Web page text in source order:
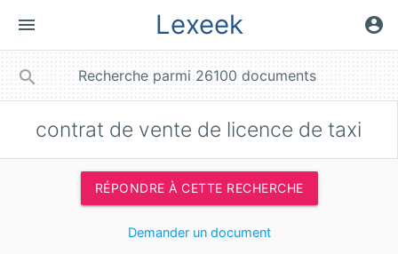
menu Lexeek account_circle
search
contrat de vente de licence de taxi
RÉPONDRE À CETTE RECHERCHE
Demander un document